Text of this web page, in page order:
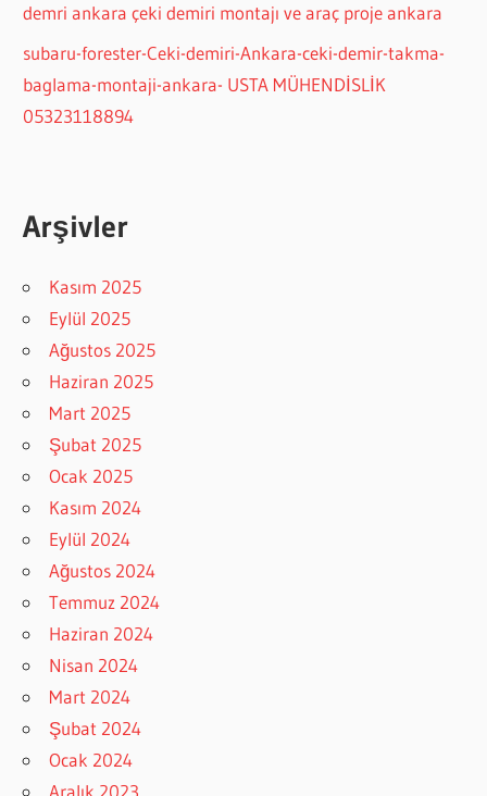
demri ankara çeki demiri montajı ve araç proje ankara
subaru-forester-Ceki-demiri-Ankara-ceki-demir-takma-
baglama-montaji-ankara- USTA MÜHENDİSLİK
05323118894
Arşivler
Kasım 2025
Eylül 2025
Ağustos 2025
Haziran 2025
Mart 2025
Şubat 2025
Ocak 2025
Kasım 2024
Eylül 2024
Ağustos 2024
Temmuz 2024
Haziran 2024
Nisan 2024
Mart 2024
Şubat 2024
Ocak 2024
Aralık 2023